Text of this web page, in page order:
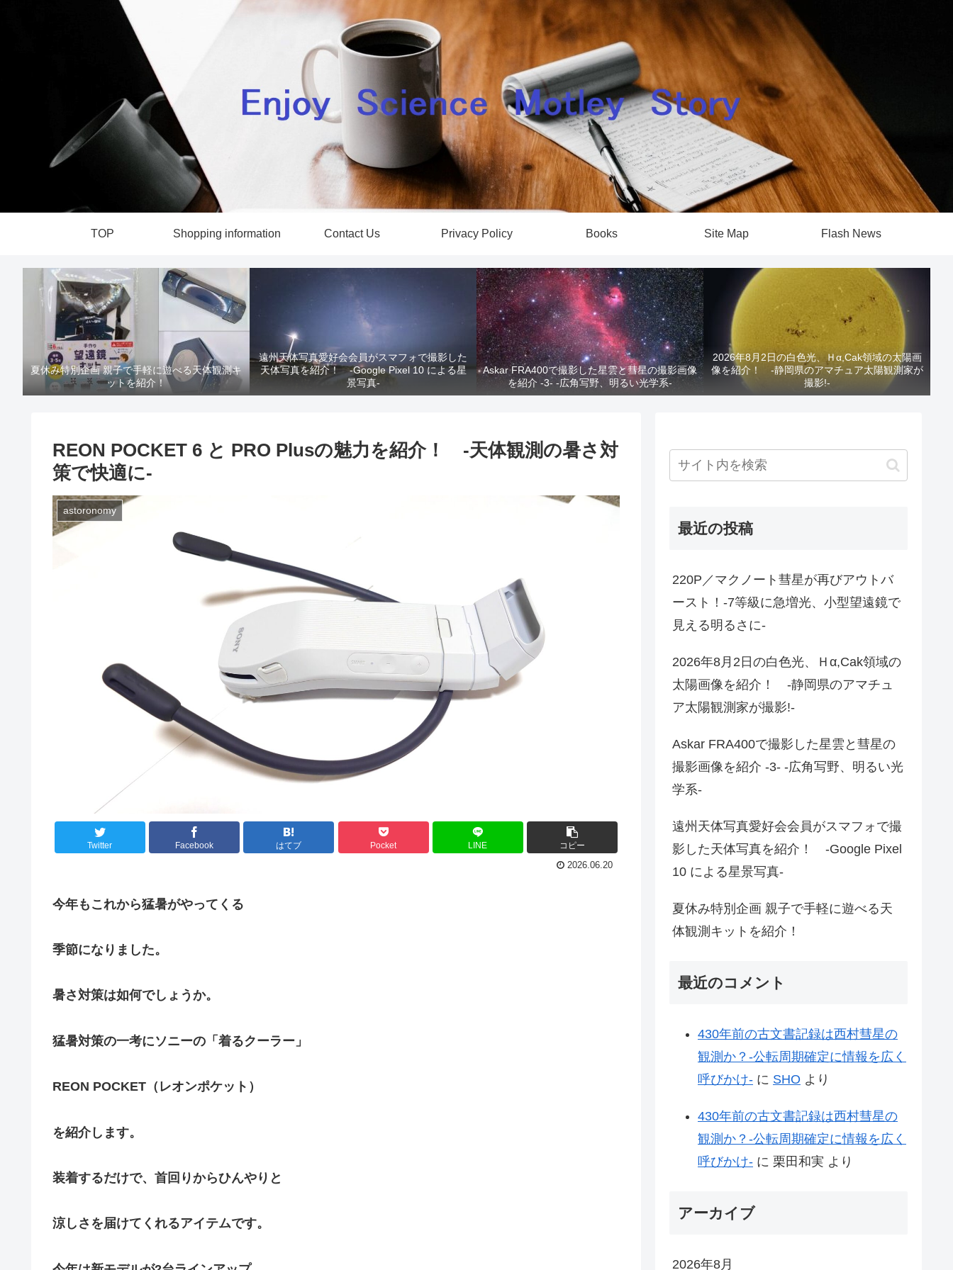
TOP Shopping information Contact Us Privacy Policy Books Site Map Flash News
夏休み特別企画 親子で手軽に遊べる天体観測キ
ットを紹介！
遠州天体写真愛好会会員がスマフォで撮影した
天体写真を紹介！ -Google Pixel 10 による星
景写真-
Askar FRA400で撮影した星雲と彗星の撮影画像
を紹介 -3- -広角写野、明るい光学系-
2026年8月2日の白色光、Ｈα,Cak領域の太陽画
像を紹介！ -静岡県のアマチュア太陽観測家が
撮影!-
REON POCKET 6 と PRO Plusの魅力を紹介！ -天体観測の暑さ対
策で快適に-
astoronomy
Twitter Facebook はてブ Pocket LINE コピー
2026.06.20
今年もこれから猛暑がやってくる
季節になりました。
暑さ対策は如何でしょうか。
猛暑対策の一考にソニーの「着るクーラー」
REON POCKET（レオンポケット）
を紹介します。
装着するだけで、首回りからひんやりと
涼しさを届けてくれるアイテムです。
最近の投稿
220P／マクノート彗星が再びアウトバ
ースト！-7等級に急増光、小型望遠鏡で
見える明るさに-
2026年8月2日の白色光、Ｈα,Cak領域の
太陽画像を紹介！ -静岡県のアマチュ
ア太陽観測家が撮影!-
Askar FRA400で撮影した星雲と彗星の
撮影画像を紹介 -3- -広角写野、明るい光
学系-
遠州天体写真愛好会会員がスマフォで撮
影した天体写真を紹介！ -Google Pixel
10 による星景写真-
夏休み特別企画 親子で手軽に遊べる天
体観測キットを紹介！
最近のコメント
430年前の古文書記録は西村彗星の
観測か？-公転周期確定に情報を広く
呼びかけ- に SHO より
430年前の古文書記録は西村彗星の
観測か？-公転周期確定に情報を広く
呼びかけ- に 栗田和実 より
アーカイブ
2026年8月